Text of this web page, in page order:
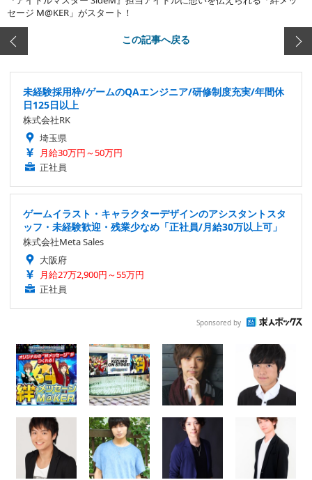
セージ M@KER」がスタート！
この記事へ戻る
未経験採用枠/ゲームのQAエンジニア/研修制度充実/年間休
日125日以上
株式会社RK
埼玉県
月給30万円～50万円
正社員
ゲームイラスト・キャラクターデザインのアシスタントスタ
ッフ・未経験歓迎・残業少なめ「正社員/月給30万以上可」
株式会社Meta Sales
大阪府
月給27万2,900円～55万円
正社員
Sponsored by